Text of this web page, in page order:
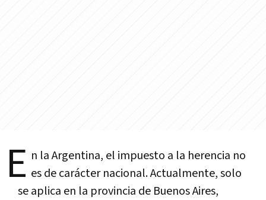
E n la Argentina, el impuesto a la herencia no
es de carácter nacional. Actualmente, solo
se aplica en la provincia de Buenos Aires,